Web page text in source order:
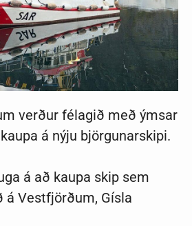
verður félagið með ýmsar
á nýju björgunarskipi.
á að kaupa skip sem
á Vestfjörðum, Gísla